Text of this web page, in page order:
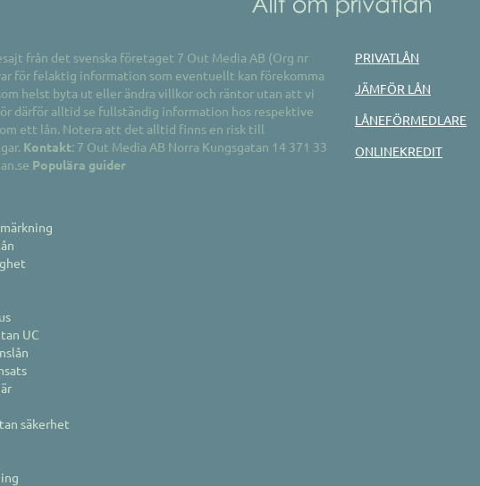
från det svenska företaget 7 Out Media AB (Org nr
för felaktig information som eventuellt kan förekomma
helst byta ut eller ändra villkor och räntor utan att vi
därför alltid se fullständig information hos respektive
ett lån. Notera att det alltid finns en risk till
Kontakt: 7 Out Media AB Norra Kungsgatan 14 371 33
Populära guider
UC
säkerhet
PRIVATLÅN
JÄMFÖR LÅN
LÅNEFÖRMEDLARE
ONLINEKREDIT